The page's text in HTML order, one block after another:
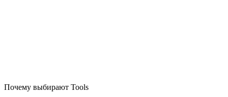
Почему выбирают Tools